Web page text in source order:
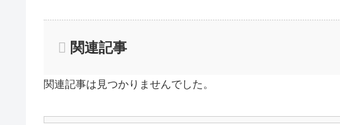
関連記事
関連記事は見つかりませんでした。